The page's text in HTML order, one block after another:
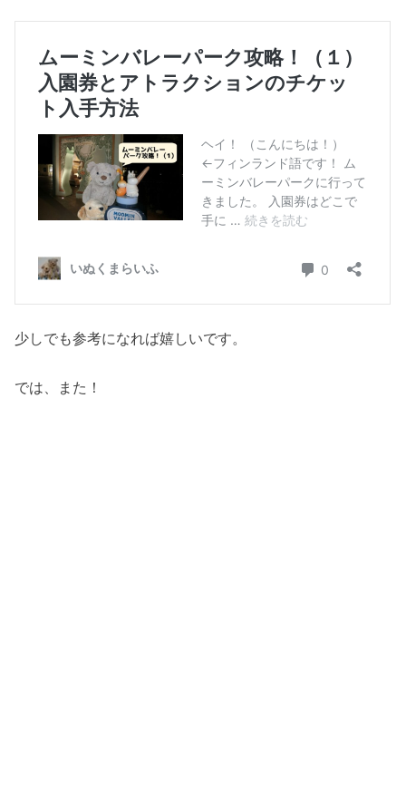
少しでも参考になれば嬉しいです。
では、また！